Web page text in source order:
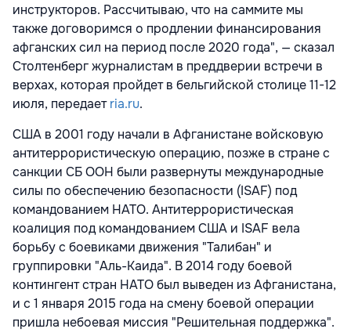
инструкторов. Рассчитываю, что на саммите мы
также договоримся о продлении финансирования
афганских сил на период после 2020 года", — сказал
Столтенберг журналистам в преддверии встречи в
верхах, которая пройдет в бельгийской столице 11-12
июля, передаетria.ru.
США в 2001 году начали в Афганистане войсковую
антитеррористическую операцию, позже в стране с
санкции СБ ООН были развернуты международные
силы по обеспечению безопасности (ISAF) под
командованием НАТО. Антитеррористическая
коалиция под командованием США и ISAF вела
борьбу с боевиками движения "Талибан" и
группировки "Аль-Каида". В 2014 году боевой
контингент стран НАТО был выведен из Афганистана,
и с 1 января 2015 года на смену боевой операции
пришла небоевая миссия "Решительная поддержка".